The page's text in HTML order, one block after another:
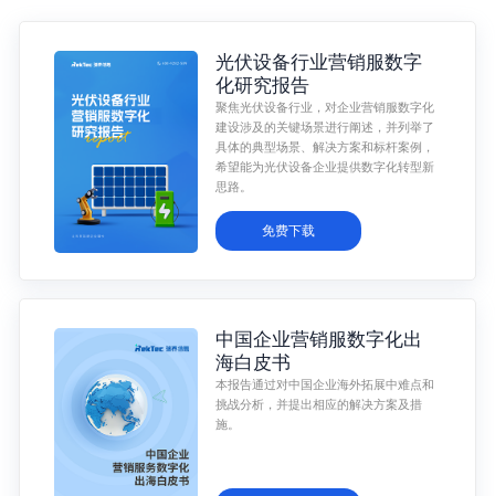
光伏设备行业营销服数字
化研究报告
聚焦光伏设备行业，对企业营销服数字化
建设涉及的关键场景进行阐述，并列举了
具体的典型场景、解决方案和标杆案例，
希望能为光伏设备企业提供数字化转型新
思路。
免费下载
中国企业营销服数字化出
海白皮书
本报告通过对中国企业海外拓展中难点和
挑战分析，并提出相应的解决方案及措
施。